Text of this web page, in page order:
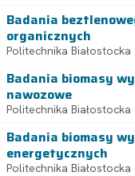
Badania
organicznych
Politechnika Białostocka
Badania biomasy
nawozowe
Politechnika Białostocka
Badania biomasy
energetycznych
Politechnika Białostocka